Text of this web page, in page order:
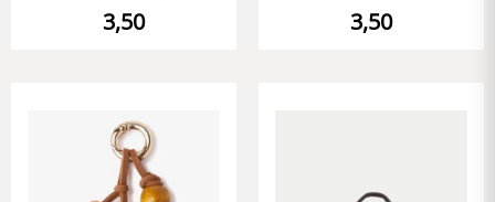
3,50 3,50